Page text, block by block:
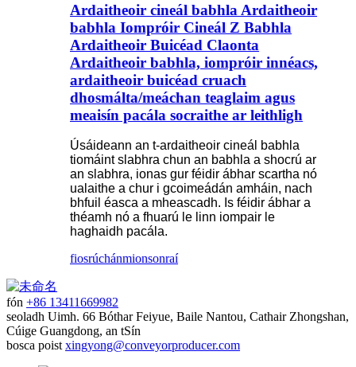
Ardaitheoir cineál babhla Ardaitheoir
babhla Iompróir Cineál Z Babhla
Ardaitheoir Buicéad Claonta
Ardaitheoir babhla, iompróir innéacs,
ardaitheoir buicéad cruach
dhosmálta/meáchan teaglaim agus
meaisín pacála socraithe ar leithligh
Úsáideann an t-ardaitheoir cineál babhla
tiomáint slabhra chun an babhla a shocrú ar
an slabhra, ionas gur féidir ábhar scartha nó
ualaithe a chur i gcoimeádán amháin, nach
bhfuil éasca a mheascadh. Is féidir ábhar a
théamh nó a fhuarú le linn iompair le
haghaidh pacála.
fiosrúchánmionsonraí
fón +86 13411669982
seoladh Uimh. 66 Bóthar Feiyue, Baile Nantou, Cathair Zhongshan,
Cúige Guangdong, an tSín
bosca poist xingyong@conveyorproducer.com